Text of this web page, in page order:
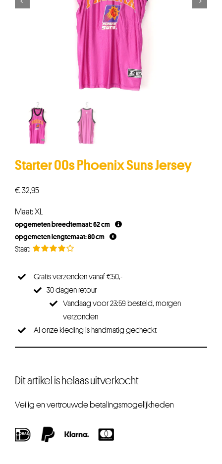
Starter 00s Phoenix Suns Jersey
€32,95
Maat: XL
opgemeten breedtemaat: 62 cm
opgemeten lengtemaat: 80 cm
Gratis verzenden vanaf €50,-
30 dagen retour
Vandaag voor 23:59 besteld, morgen
verzonden
Al onze kleding is handmatig gecheckt
Dit artikel is helaas uitverkocht
Veilig en vertrouwde betalingsmogelijkheden